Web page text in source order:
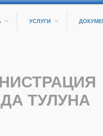
УСЛУГИ
ТУЛУНА